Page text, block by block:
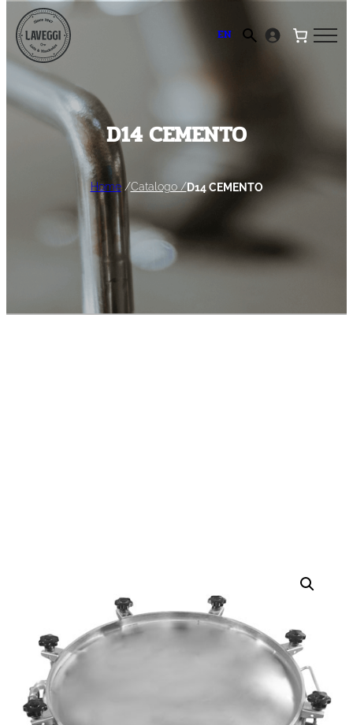
contenuto
EN
D14 CEMENTO
Home/Catalogo /D14 CEMENTO